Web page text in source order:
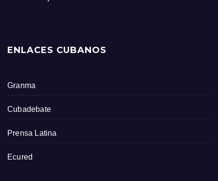
ENLACES CUBANOS
Granma
Cubadebate
Prensa Latina
Ecured